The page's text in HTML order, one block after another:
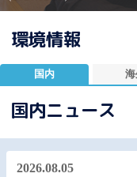
自治体首長に、地域の特徴
（2026.02.09）
環境情報
国内
国内ニュース